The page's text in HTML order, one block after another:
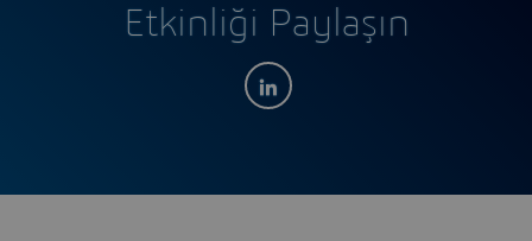
Etkinliği Paylaşın